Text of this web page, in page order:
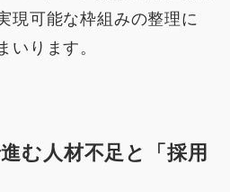
現可能な枠組みの整理に
いります。
む人材不足と「採用